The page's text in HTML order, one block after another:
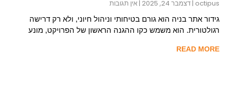
octipus דצמבר 24, 2025 אין תגובות
גידור אתר בניה הוא גורם בטיחותי וניהול חיוני, ולא רק דרישה
רגולטורית. הוא משמש כקו ההגנה הראשון של הפרויקט, מונע
READ MORE